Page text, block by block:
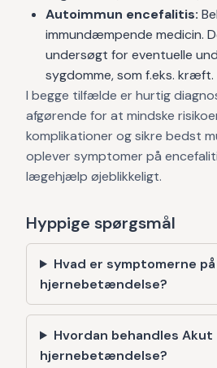
Autoimmun encefalitis:
immundæmpende medicin.
undersøgt for eventuelle
sygdomme, som f.eks. kræft.
I begge tilfælde er hurtig
afgørende for at mindske
komplikationer og sikre bedst
oplever symptomer på
lægehjælp øjeblikkeligt.
Hyppige spørgsmål
Hvad er symptomerne
hjernebetændelse?
Hvordan behandles Akut
hjernebetændelse?